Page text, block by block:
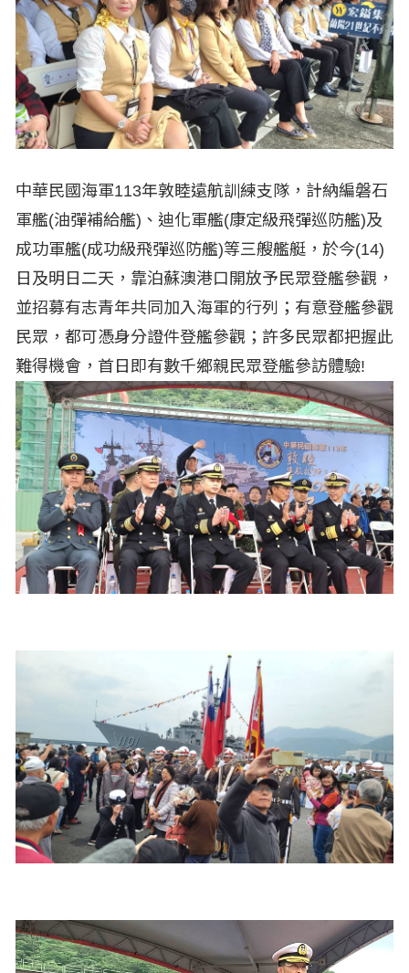
中華民國海軍113年敦睦遠航訓練支隊，計納編磐石
軍艦(油彈補給艦)、迪化軍艦(康定級飛彈巡防艦)及
成功軍艦(成功級飛彈巡防艦)等三艘艦艇，於今(14)
日及明日二天，靠泊蘇澳港口開放予民眾登艦參觀，
並招募有志青年共同加入海軍的行列；有意登艦參觀
民眾，都可憑身分證件登艦參觀；許多民眾都把握此
難得機會，首日即有數千鄉親民眾登艦參訪體驗!